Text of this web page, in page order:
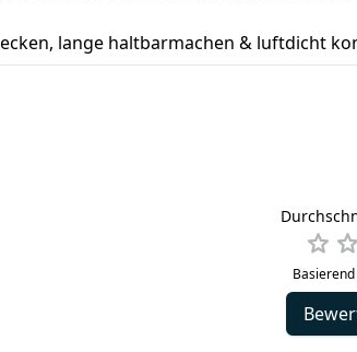
lange haltbarmachen & luftdicht